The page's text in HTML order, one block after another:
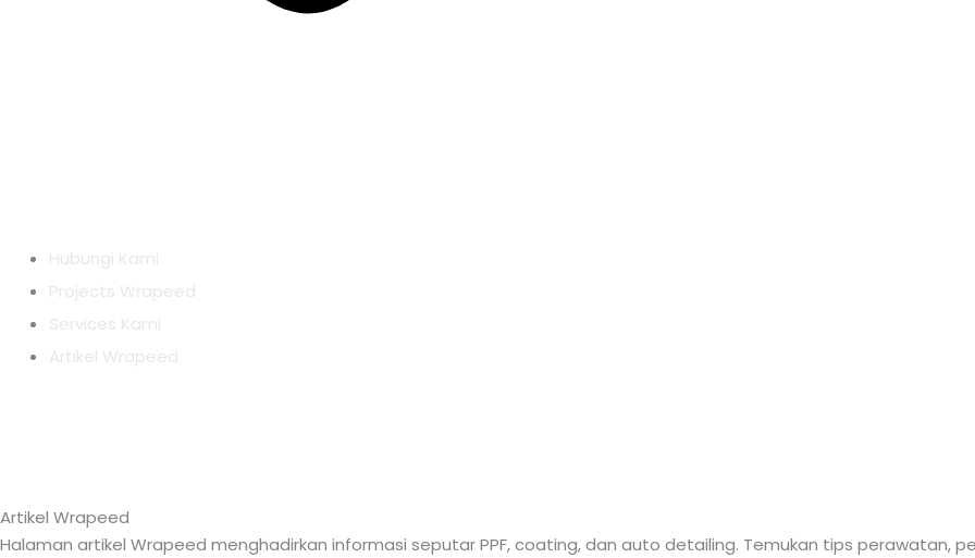
Hubungi Kami
Projects Wrapeed
Services Kami
Artikel Wrapeed
Artikel Wrapeed
Halaman artikel Wrapeed menghadirkan informasi seputar PPF, coating, dan auto detailing. Temukan tips perawatan,